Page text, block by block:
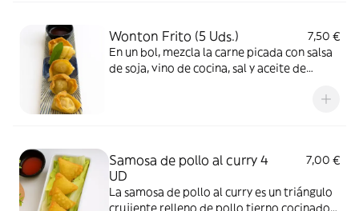
Wonton Frito (5 Uds.)
7,50 €
En un bol, mezcla la carne picada con salsa
de soja, vino de cocina, sal y aceite de
Samosa de pollo al curry 4
UD
7,00 €
La samosa de pollo al curry es un triángulo
crujiente relleno de pollo tierno cocinado